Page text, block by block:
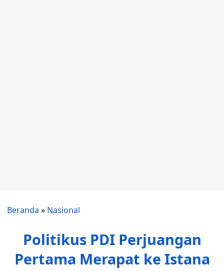
Beranda » Nasional
Politikus PDI Perjuangan
Pertama Merapat ke Istana